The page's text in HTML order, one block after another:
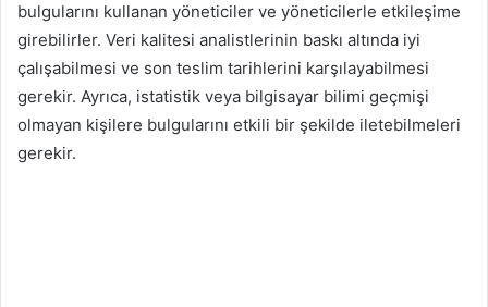
bulgularını kullanan yöneticiler ve yöneticilerle etkileşime
girebilirler. Veri kalitesi analistlerinin baskı altında iyi
çalışabilmesi ve son teslim tarihlerini karşılayabilmesi
gerekir. Ayrıca, istatistik veya bilgisayar bilimi geçmişi
olmayan kişilere bulgularını etkili bir şekilde iletebilmeleri
gerekir.